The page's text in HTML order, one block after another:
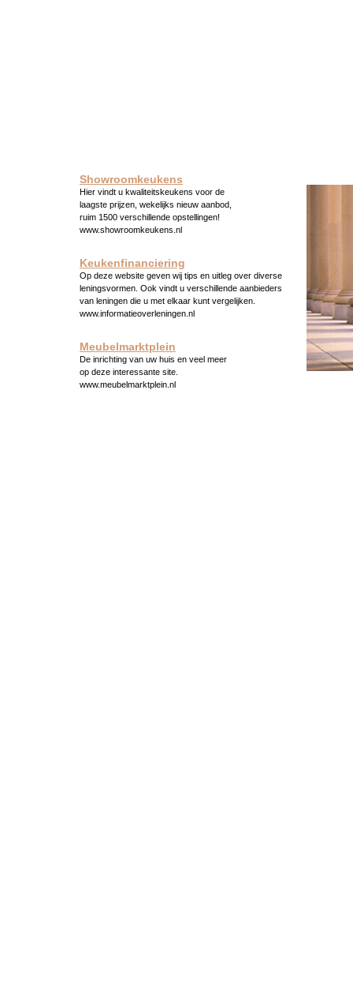
Showroomkeukens
Hier vindt u kwaliteitskeukens voor de
laagste prijzen, wekelijks nieuw aanbod,
ruim 1500 verschillende opstellingen!
www.showroomkeukens.nl
Keukenfinanciering
Op deze website geven wij tips en uitleg over diverse
leningsvormen. Ook vindt u verschillende aanbieders
van leningen die u met elkaar kunt vergelijken.
www.informatieoverleningen.nl
Meubelmarktplein
De inrichting van uw huis en veel meer
op deze interessante site.
www.meubelmarktplein.nl